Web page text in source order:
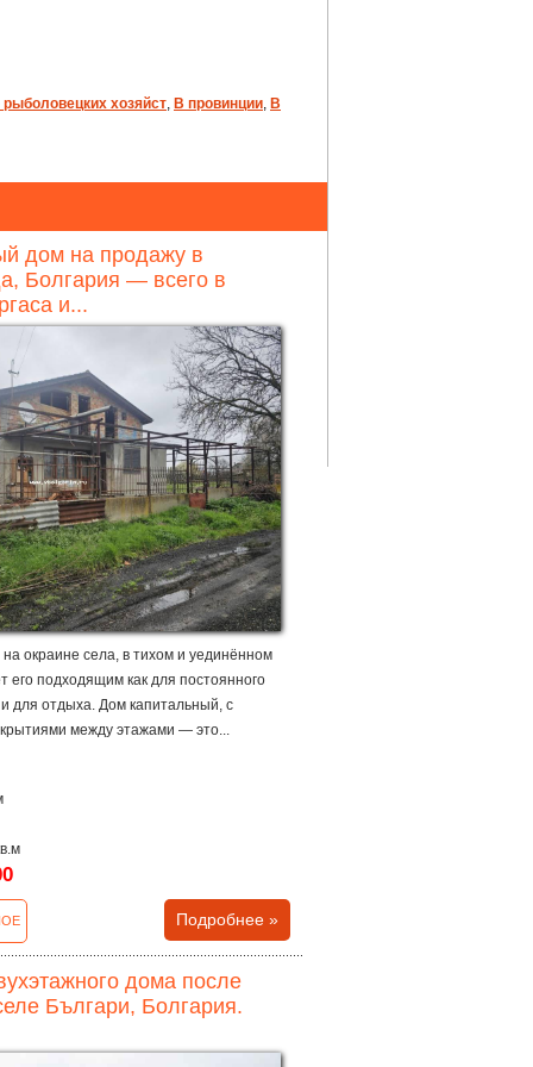
хозяйст В провинции В
дом на продажу в
Болгария — всего в
и...
окраине села, в тихом и уединённом
его подходящим как для постоянного
для отдыха. Дом капитальный, с
между этажами — это...
Подробнее »
дома после
Българи, Болгария.